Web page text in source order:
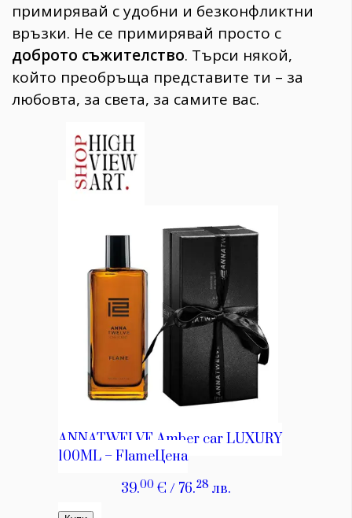
примирявай с удобни и безконфликтни
връзки. Не се примирявай просто с
доброто съжителство. Търси някой,
който преобръща представите ти – за
любовта, за света, за самите вас.